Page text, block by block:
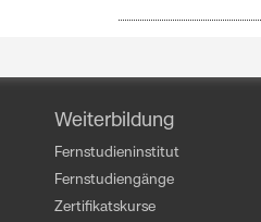
Weiterbildung
Fernstudieninstitut
Fernstudiengänge
Zertifikatskurse